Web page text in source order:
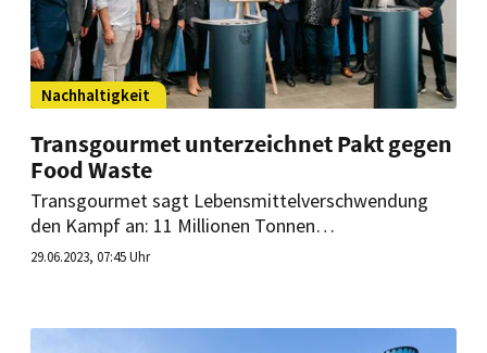
Nachhaltigkeit
Transgourmet unterzeichnet Pakt gegen
Food Waste
Transgourmet sagt Lebensmittelverschwendung
den Kampf an: 11 Millionen Tonnen
Lebensmittelabfälle fallen jährlich alleine in
Waste unterzeichnet.
29.06.2023, 07:45 Uhr